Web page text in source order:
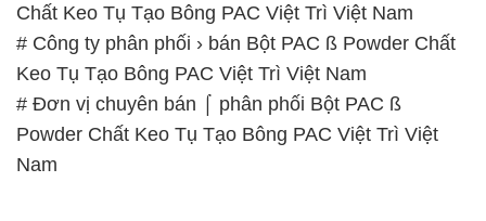
Chất Keo Tụ Tạo Bông PAC Việt Trì Việt Nam
# Công ty phân phối › bán Bột PAC ß Powder Chất
Keo Tụ Tạo Bông PAC Việt Trì Việt Nam
# Đơn vị chuyên bán ⌠ phân phối Bột PAC ß
Powder Chất Keo Tụ Tạo Bông PAC Việt Trì Việt
Nam